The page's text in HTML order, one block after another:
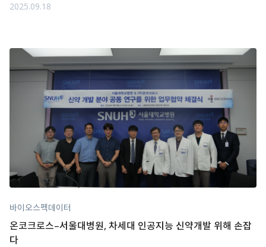
2025.09.18
바이오스펙데이터
온코크로스–서울대병원, 차세대 인공지능 신약개발 위해 손잡
다